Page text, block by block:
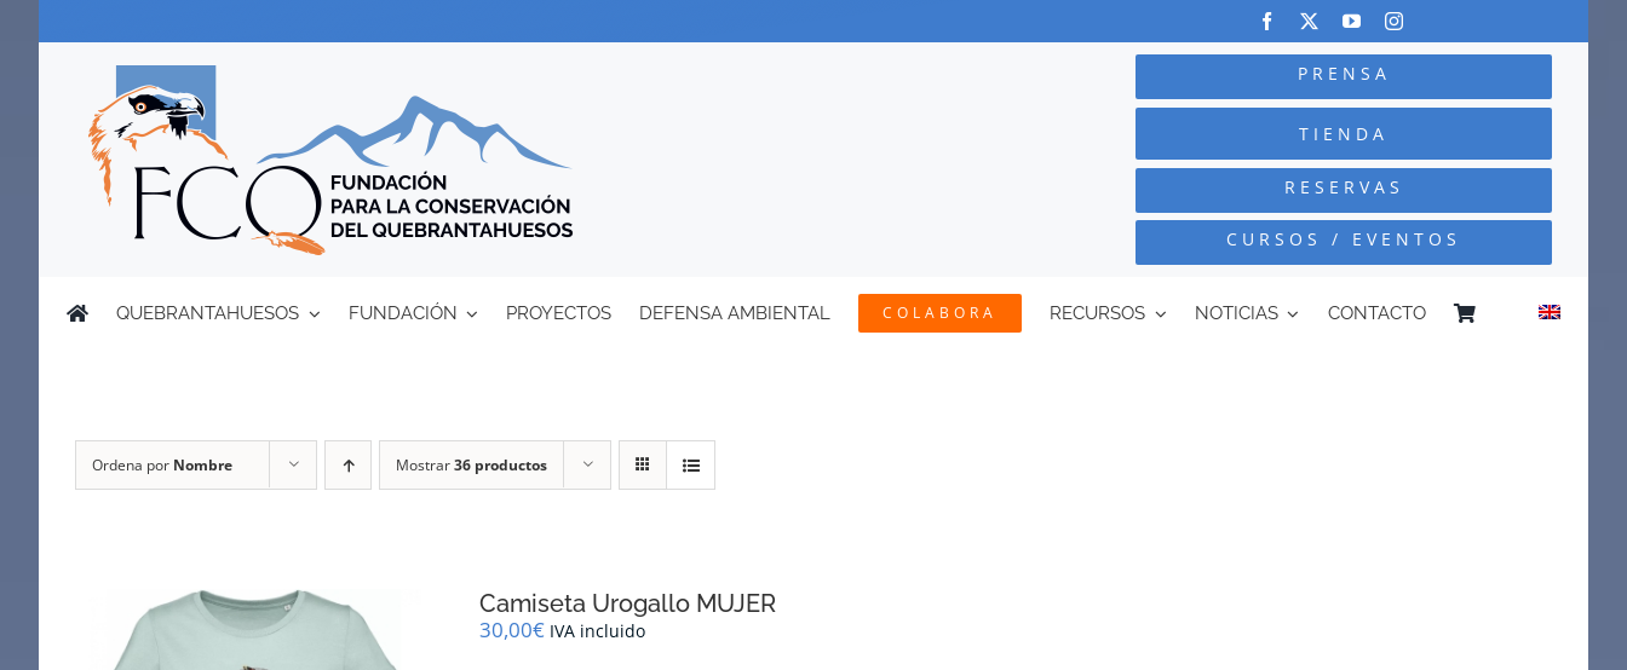
PRENSA
TIENDA
RESERVAS
CURSOS / EVENTOS
QUEBRANTAHUESOS FUNDACIÓN PROYECTOS DEFENSA AMBIENTAL COLABORA RECURSOS NOTICIAS CONTACTO
Ordena por Nombre Mostrar36 productos
Camiseta Urogallo MUJER
30,00€ IVA incluido